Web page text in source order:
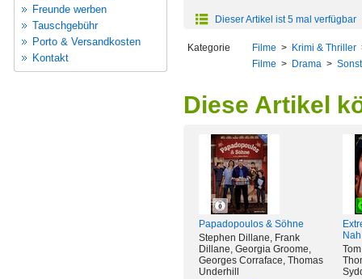
Freunde werben
Tauschgebühr
Porto & Versandkosten
Kontakt
Dieser Artikel ist 5 mal verfügbar
Kategorie Filme > Krimi & Thriller
Filme > Drama >
Diese Artikel
Papadopoulos & Söhne
Stephen Dillane, Frank
Dillane, Georgia Groome,
Georges Corraface, Thomas
Underhill
Nah